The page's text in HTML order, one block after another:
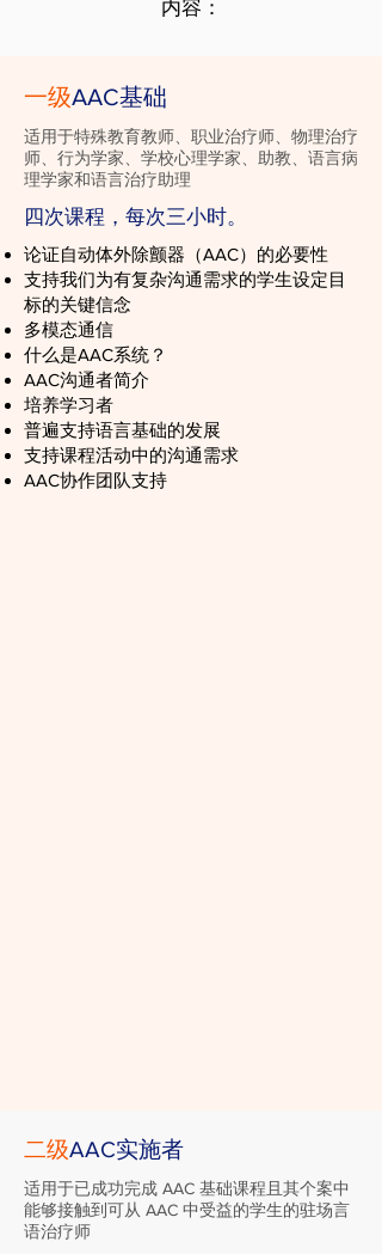
内容：
一级AAC基础
适用于特殊教育教师、职业治疗师、物理治疗
师、行为学家、学校心理学家、助教、语言病
理学家和语言治疗助理
四次课程，每次三小时。
论证自动体外除颤器（AAC）的必要性
支持我们为有复杂沟通需求的学生设定目
标的关键信念
多模态通信
什么是AAC系统？
AAC沟通者简介
培养学习者
普遍支持语言基础的发展
支持课程活动中的沟通需求
AAC协作团队支持
二级AAC实施者
适用于已成功完成 AAC 基础课程且其个案中
能够接触到可从 AAC 中受益的学生的驻场言
语治疗师